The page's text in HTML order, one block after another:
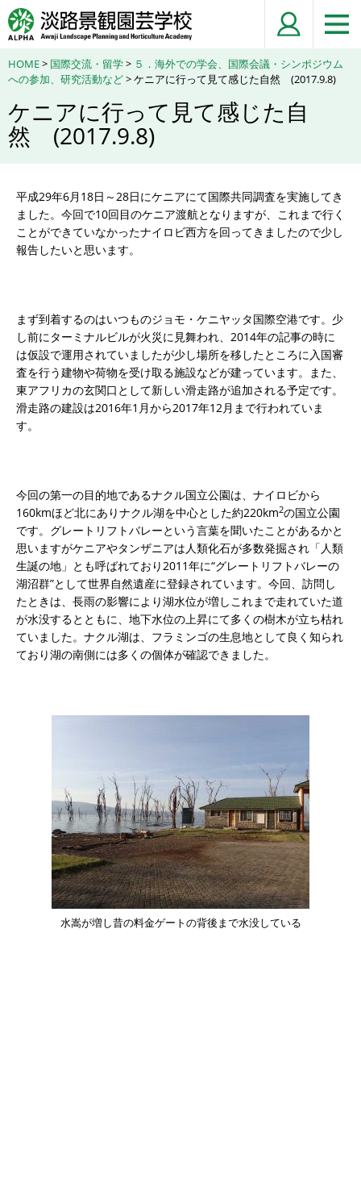
HOME> 国際交流・留学> ５．海外での学会、国際会議・シンポジウム
への参加、研究活動など> ケニアに行って見て感じた自然 (2017.9.8)
ケニアに行って見て感じた自
然 (2017.9.8)
平成29年6月18日～28日にケニアにて国際共同調査を実施してき
ました。今回で10回目のケニア渡航となりますが、これまで行く
ことができていなかったナイロビ西方を回ってきましたので少し
報告したいと思います。
まず到着するのはいつものジョモ・ケニヤッタ国際空港です。少
し前にターミナルビルが火災に見舞われ、2014年の記事の時に
は仮設で運用されていましたが少し場所を移したところに入国審
査を行う建物や荷物を受け取る施設などが建っています。また、
東アフリカの玄関口として新しい滑走路が追加される予定です。
滑走路の建設は2016年1月から2017年12月まで行われていま
す。
今回の第一の目的地であるナクル国立公園は、ナイロビから
160kmほど北にありナクル湖を中心とした約220km2の国立公園
です。グレートリフトバレーという言葉を聞いたことがあるかと
思いますがケニアやタンザニアは人類化石が多数発掘され「人類
生誕の地」とも呼ばれており2011年に“グレートリフトバレーの
湖沼群”として世界自然遺産に登録されています。今回、訪問し
たときは、長雨の影響により湖水位が増しこれまで走れていた道
が水没するとともに、地下水位の上昇にて多くの樹木が立ち枯れ
ていました。ナクル湖は、フラミンゴの生息地として良く知られ
ており湖の南側には多くの個体が確認できました。
水嵩が増し昔の料金ゲートの背後まで水没している